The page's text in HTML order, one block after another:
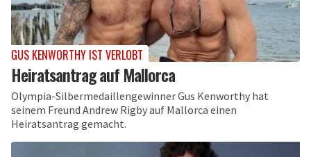
GUS KENWORTHY IST VERLOBT
Heiratsantrag auf Mallorca
Olympia-Silbermedaillengewinner Gus Kenworthy hat
seinem Freund Andrew Rigby auf Mallorca einen
Heiratsantrag gemacht.